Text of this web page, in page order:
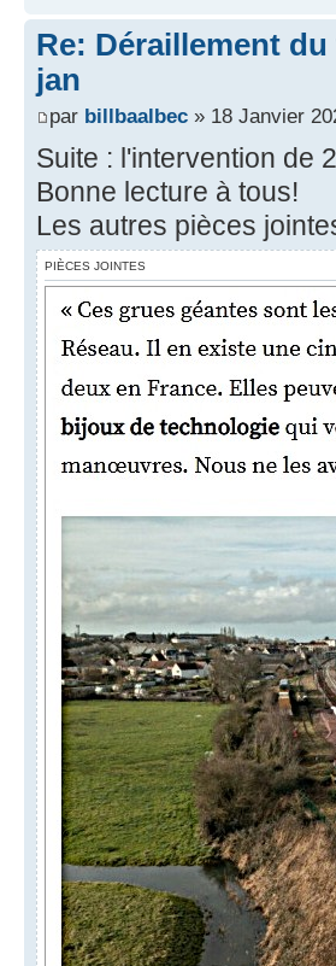
Re: Déraillement
jan
par billbaalbec » 18 Janvier
Suite : l'intervention de
Bonne lecture à tous!
Les autres pièces
PIÈCES JOINTES